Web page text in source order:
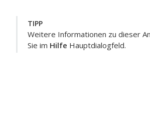
TIPP
Weitere Informationen zu dieser
Sie im Hilfe Hauptdialogfeld.